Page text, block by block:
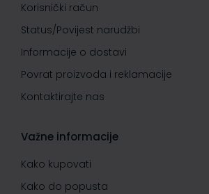
Korisnički račun
Status/Povijest narudžbi
Informacije o dostavi
Povrat proizvoda i reklamacije
Kontaktirajte nas
Važne informacije
Kako kupovati
Kako do popusta